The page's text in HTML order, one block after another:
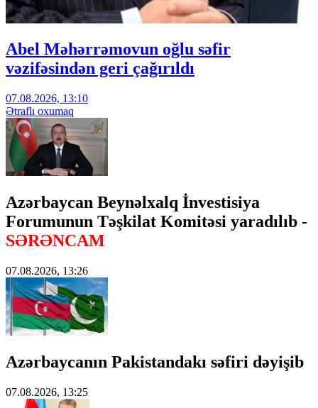
Abel Məhərrəmovun oğlu səfir
vəzifəsindən geri çağırıldı
07.08.2026, 13:10
Ətraflı oxumaq
Azərbaycan Beynəlxalq İnvestisiya
Forumunun Təşkilat Komitəsi yaradılıb -
SƏRƏNCAM
07.08.2026, 13:26
Azərbaycanın Pakistandakı səfiri dəyişib
07.08.2026, 13:25